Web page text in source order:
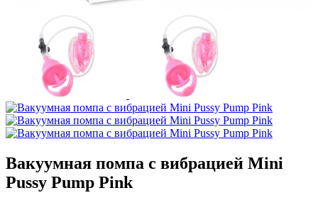
Вакуумная помпа с вибрацией Mini
Pussy Pump Pink